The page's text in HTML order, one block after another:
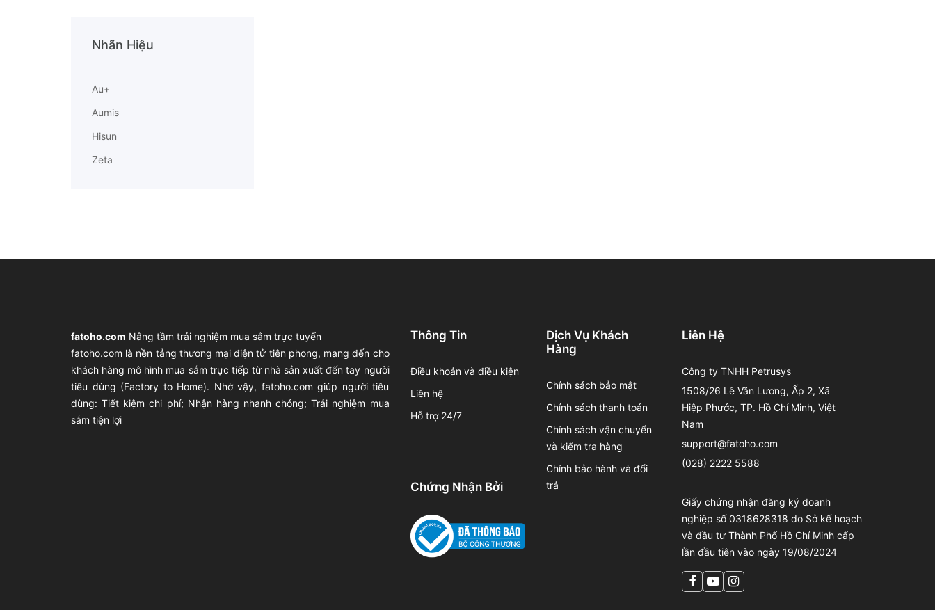
Nhãn Hiệu
Au+
Aumis
Hisun
Zeta
fatoho.com Nâng tầm trải nghiệm mua sắm trực tuyến
fatoho.com là nền tảng thương mại điện tử tiên phong, mang đến cho
khách hàng mô hình mua sắm trực tiếp từ nhà sản xuất đến tay người
tiêu dùng (Factory to Home). Nhờ vậy, fatoho.com giúp người tiêu
dùng: Tiết kiệm chi phí; Nhận hàng nhanh chóng; Trải nghiệm mua
sắm tiện lợi
Thông Tin
Điều khoản và điều kiện
Liên hệ
Hỗ trợ 24/7
Chứng Nhận Bởi
Dịch Vụ Khách
Hàng
Chính sách bảo mật
Chính sách thanh toán
Chính sách vận chuyển
và kiểm tra hàng
Chính bảo hành và đổi
trả
Liên Hệ
Công ty TNHH Petrusys
1508/26 Lê Văn Lương, Ấp 2, Xã
Hiệp Phước, TP. Hồ Chí Minh, Việt
Nam
support@fatoho.com
(028) 2222 5588
Giấy chứng nhận đăng ký doanh
nghiệp số 0318628318 do Sở kế hoạch
và đầu tư Thành Phố Hồ Chí Minh cấp
lần đầu tiên vào ngày 19/08/2024